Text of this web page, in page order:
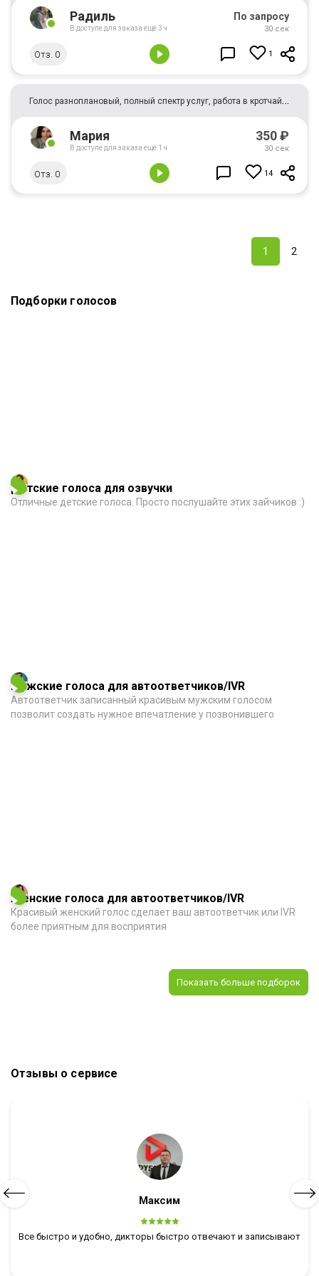
Радиль
В доступе для заказа ещё 3 ч
По запросу
30 сек
Отз. 0 1
Г
олос разноплановый, полный спектр услуг, работа в кротчайшие сроки!
Мария
В доступе для заказа ещё 1 ч
350₽
30 сек
Отз. 0 14
1 2
Подборки голосов
Детские голоса для озвучки
Отличные детские голоса. Просто послушайте этих зайчиков :)
Мужские голоса для автоответчиков/IVR
Автоответчик записанный красивым мужским голосом
позволит создать нужное впечатление у позвонившего
Женские голоса для автоответчиков/IVR
Красивый женский голос сделает ваш автоответчик или IVR
более приятным для восприятия
Показать больше подборок
Отзывы о сервисе
Максим
Все быстро и удобно, дикторы быстро отвечают и записывают